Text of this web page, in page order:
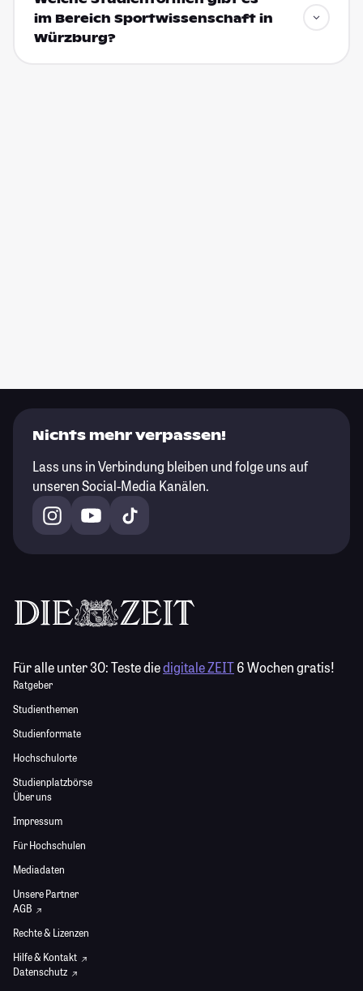
im Bereich Sportwissenschaft in
Würzburg?
Nichts mehr verpassen!
Lass uns in Verbindung bleiben und folge uns auf
unseren Social-Media Kanälen.
Für alle unter 30:Teste diedigitale ZEIT6 Wochen gratis!
Ratgeber
Studienthemen
Studienformate
Hochschulorte
Studienplatzbörse
Über uns
Impressum
Für Hochschulen
Mediadaten
Unsere Partner
AGB
Rechte & Lizenzen
Hilfe & Kontakt
Datenschutz